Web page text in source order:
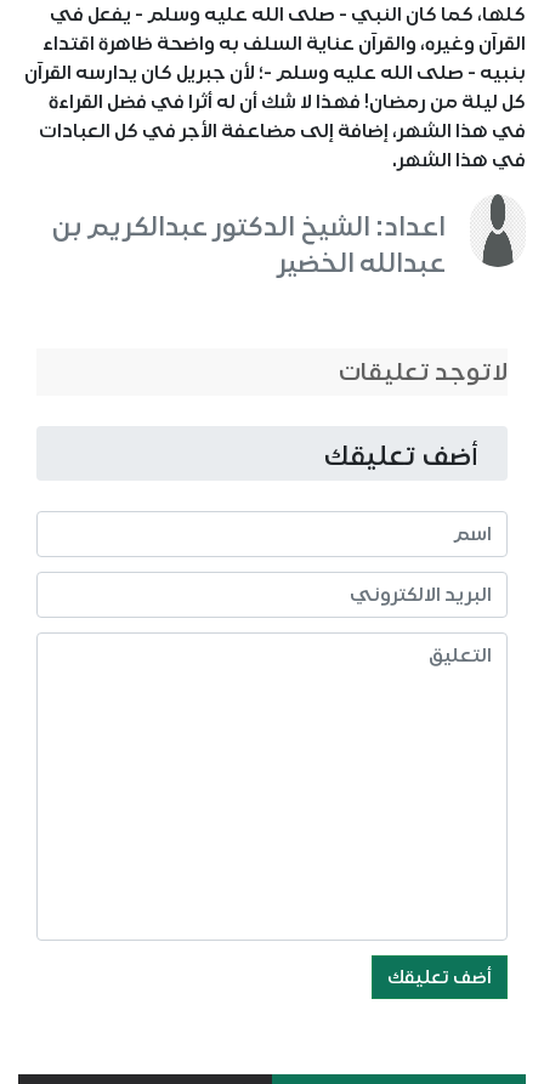
كلها، كما كان النبي - صلى الله عليه وسلم - يفعل في
القرآن وغيره، والقرآن عناية السلف به واضحة ظاهرة اقتداء
بنبيه - صلى الله عليه وسلم -؛ لأن جبريل كان يدارسه القرآن
كل ليلة من رمضان! فهذا لا شك أن له أثرا في فضل القراءة
في هذا الشهر، إضافة إلى مضاعفة الأجر في كل العبادات
في هذا الشهر.
اعداد: الشيخ الدكتور عبدالكريم بن
عبدالله الخضير
لاتوجد تعليقات
أضف تعليقك
أضف تعليقك